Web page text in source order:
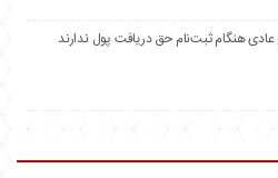
هنگام ثبت‌نام حق دریافت پول ندارند